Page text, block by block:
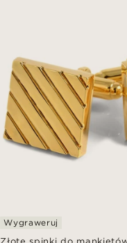
Wygraweruj